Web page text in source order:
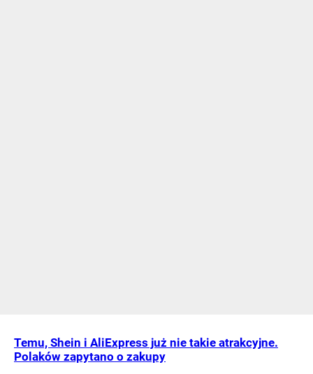
Temu, Shein i AliExpress już nie takie atrakcyjne.
Polaków zapytano o zakupy